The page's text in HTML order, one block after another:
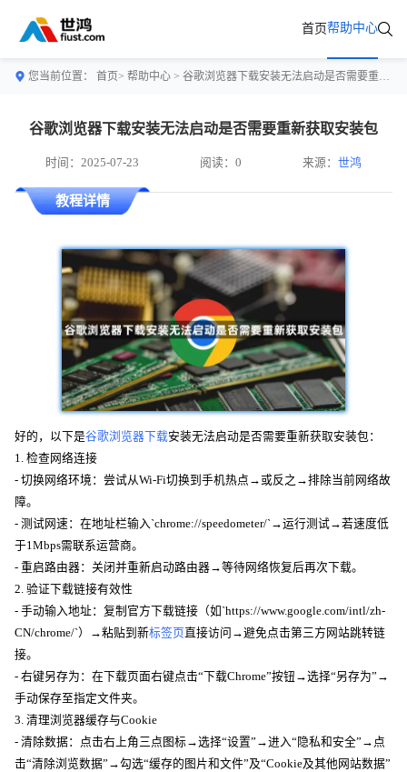
首页帮助中心
您当前位置： 首页> 帮助中心 > 谷歌浏览器下载安装无法启动是否需要重新获取安装包
谷歌浏览器下载安装无法启动是否需要重新获取安装包
时间：2025-07-23 阅读：0 来源：世鸿
教程详情
好的，以下是谷歌浏览器下载安装无法启动是否需要重新获取安装包：
1. 检查网络连接
- 切换网络环境：尝试从Wi-Fi切换到手机热点→或反之→排除当前网络故
障。
- 测试网速：在地址栏输入`chrome://speedometer/`→运行测试→若速度低
于1Mbps需联系运营商。
- 重启路由器：关闭并重新启动路由器→等待网络恢复后再次下载。
2. 验证下载链接有效性
- 手动输入地址：复制官方下载链接（如`https://www.google.com/intl/zh-
CN/chrome/`）→粘贴到新标签页 直接访问→避免点击第三方网站跳转链
接。
- 右键另存为：在下载页面右键点击“下载Chrome”按钮→选择“另存为”→
手动保存至指定文件夹。
3. 清理浏览器缓存与Cookie
- 清除数据：点击右上角三点图标→选择“设置”→进入“隐私和安全”→点
击“清除浏览数据”→勾选“缓存的图片和文件”及“Cookie及其他网站数据”